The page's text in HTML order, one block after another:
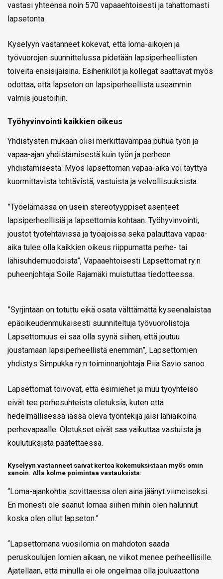
vastasi yhteensä noin 570 vapaaehtoisesti ja tahattomasti
lapsetonta.
Kyselyyn vastanneet kokevat, että loma-aikojen ja
työvuorojen suunnittelussa pidetään lapsiperheellisten
toiveita ensisijaisina. Esihenkilöt ja kollegat saattavat myös
odottaa, että lapseton on lapsiperheellistä useammin
valmis joustoihin.
Työhyvinvointi kaikkien oikeus
Yhdistysten mukaan olisi merkittävämpää puhua työn ja
vapaa-ajan yhdistämisestä kuin työn ja perheen
yhdistämisestä. Myös lapsettoman vapaa-aika voi täyttyä
kuormittavista tehtävistä, vastuista ja velvollisuuksista.
”Työelämässä on usein stereotyyppiset asenteet
lapsiperheellisiä ja lapsettomia kohtaan. Työhyvinvointi,
joustot työtehtävissä ja työajoissa sekä palauttava vapaa-
aika tulee olla kaikkien oikeus riippumatta perhe- tai
lähisuhdemuodoista”, Vapaaehtoisesti Lapsettomat ry:n
puheenjohtaja Soile Rajamäki muistuttaa tiedotteessa.
”Syrjintään on totuttu eikä osata välttämättä kyseenalaistaa
epäoikeudenmukaisesti suunniteltuja työvuorolistoja.
Lapsettomuus ei saa olla syynä siihen, että joutuu
joustamaan lapsiperheellistä enemmän”, Lapsettomien
yhdistys Simpukka ry:n toiminnanjohtaja Piia Savio sanoo.
Lapsettomat toivovat, että esimiehet ja muu työyhteisö
eivät tee perhesuhteista oletuksia, kuten että
hedelmällisessä iässä oleva työntekijä jäisi lähiaikoina
perhevapaalle. Oletukset eivät saa vaikuttaa vastuista ja
koulutuksista päätettäessä.
Kyselyyn vastanneet saivat kertoa kokemuksistaan myös omin
sanoin. Alla kolme poimintaa vastauksista:
“Loma-ajankohtia sovittaessa olen aina jäänyt viimeiseksi.
En monesti ole saanut lomaa siihen mihin olen halunnut
koska olen ollut lapseton.”
“Lapsettomana vuosilomia on mahdoton saada
peruskoulujen lomien aikaan, ne viikot menee perheellisille.
Ajatellaan, että minulla ei ole ongelmaa olla jouluaattona